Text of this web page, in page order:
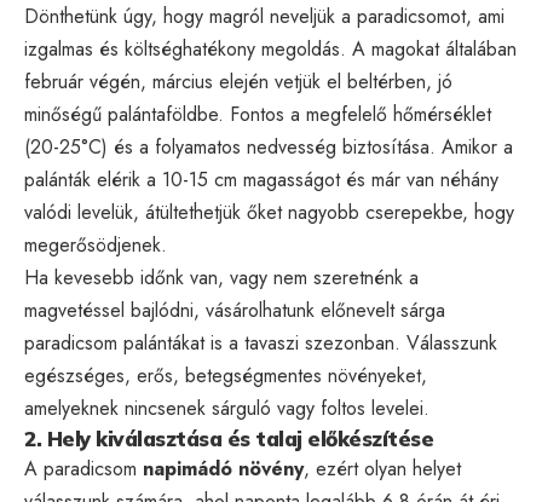
Dönthetünk úgy, hogy magról neveljük a paradicsomot, ami
izgalmas és költséghatékony megoldás. A magokat általában
február végén, március elején vetjük el beltérben, jó
minőségű palántaföldbe. Fontos a megfelelő hőmérséklet
(20-25°C) és a folyamatos nedvesség biztosítása. Amikor a
palánták elérik a 10-15 cm magasságot és már van néhány
valódi levelük, átültethetjük őket nagyobb cserepekbe, hogy
megerősödjenek.
Ha kevesebb időnk van, vagy nem szeretnénk a
magvetéssel bajlódni, vásárolhatunk előnevelt sárga
paradicsom palántákat is a tavaszi szezonban. Válasszunk
egészséges, erős, betegségmentes növényeket,
amelyeknek nincsenek sárguló vagy foltos levelei.
2. Hely kiválasztása és talaj előkészítése
A paradicsom napimádó növény, ezért olyan helyet